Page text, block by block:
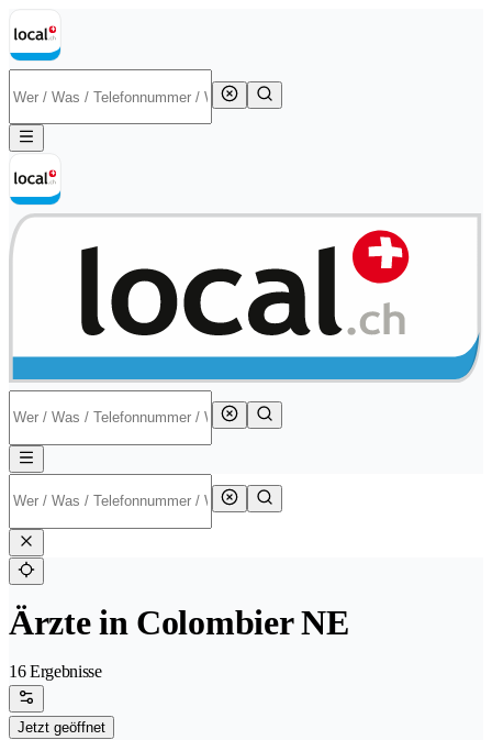
Ärzte in Colombier NE
16 Ergebnisse
Jetzt geöffnet